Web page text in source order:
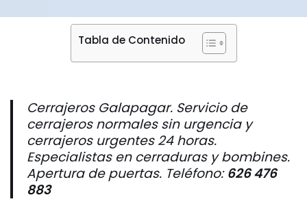
Tabla de Contenido
Cerrajeros Galapagar. Servicio de
cerrajeros normales sin urgencia y
cerrajeros urgentes 24 horas.
Especialistas en cerraduras y bombines.
Apertura de puertas. Teléfono:626 476
883